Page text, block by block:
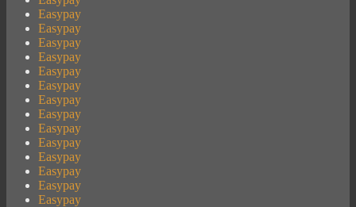
Easypay
Easypay
Easypay
Easypay
Easypay
Easypay
Easypay
Easypay
Easypay
Easypay
Easypay
Easypay
Easypay
Easypay